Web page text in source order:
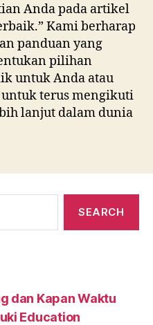
Anda pada artikel
Kami berharap
panduan yang
pilihan
untuk Anda atau
untuk terus mengikuti
lanjut dalam dunia
dan Kapan Waktu
Education